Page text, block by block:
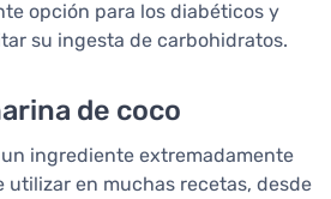
opción para los diabéticos y
su ingesta de carbohidratos.
de coco
ingrediente extremadamente
utilizar en muchas recetas, desde